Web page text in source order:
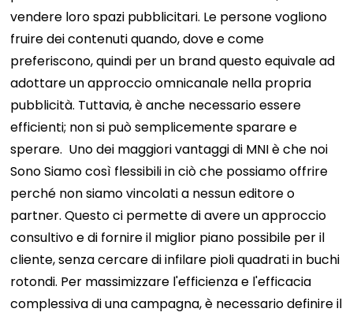
vendere loro spazi pubblicitari. Le persone vogliono
fruire dei contenuti quando, dove e come
preferiscono, quindi per un brand questo equivale ad
adottare un approccio omnicanale nella propria
pubblicità. Tuttavia, è anche necessario essere
efficienti; non si può semplicemente sparare e
sperare. Uno dei maggiori vantaggi di MNI è che noi
SonoSiamo così flessibili in ciò che possiamo offrire
perché non siamo vincolati a nessun editore o
partner. Questo ci permette di avere un approccio
consultivo e di fornire il miglior piano possibile per il
cliente, senza cercare di infilare pioli quadrati in buchi
rotondi. Per massimizzare l'efficienza e l'efficacia
complessiva di una campagna, è necessario definire il